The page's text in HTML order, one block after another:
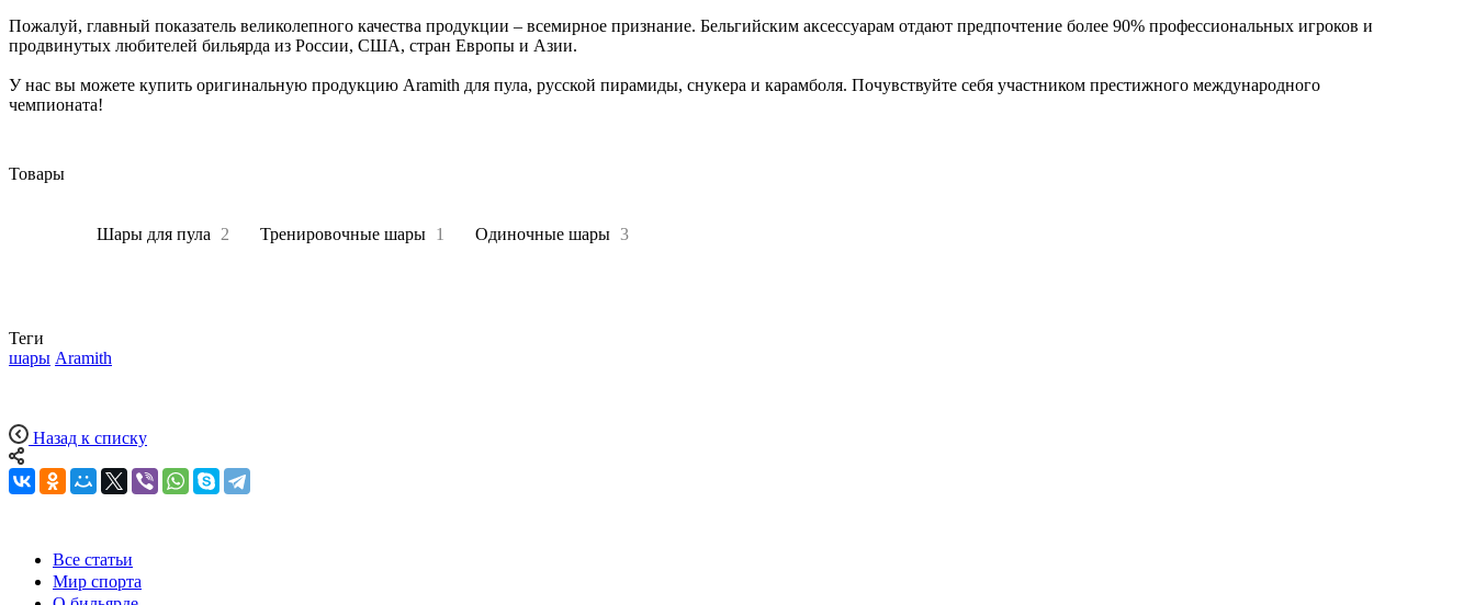
Пожалуй, главный показатель великолепного качества продукции – всемирное признание. Бельгийским аксессуарам отдают предпочтение более 90% профессиональных игроков и
продвинутых любителей бильярда из России, США, стран Европы и Азии.
У нас вы можете купить оригинальную продукцию Aramith для пула, русской пирамиды, снукера и карамболя. Почувствуйте себя участником престижного международного
чемпионата!
Товары
Шары для пула 2 Тренировочные шары 1 Одиночные шары 3
Теги
шары Aramith
Назад к списку
Все статьи
Мир спорта